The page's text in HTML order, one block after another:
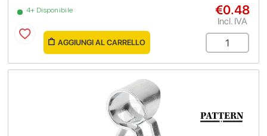
4+ Disponibile €0.48
Incl. IVA
AGGIUNGI AL CARRELLO